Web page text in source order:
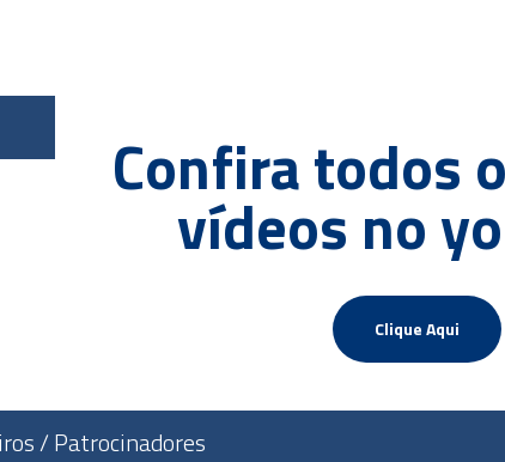
Confira todos
vídeos no
Clique Aqui
/ Patrocinadores